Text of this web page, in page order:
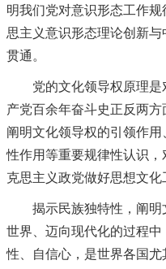
明我们党对意识形态工作
思主义意识形态理论创新
贯通。
党的文化领导权原理是
产党百余年奋斗史正反两
阐明文化领导权的引领作
性作用等重要规律性认识
克思主义政党做好思想文化
揭示民族独特性，阐明
世界、迈向现代化的过程
性、自信心，是世界各国尤